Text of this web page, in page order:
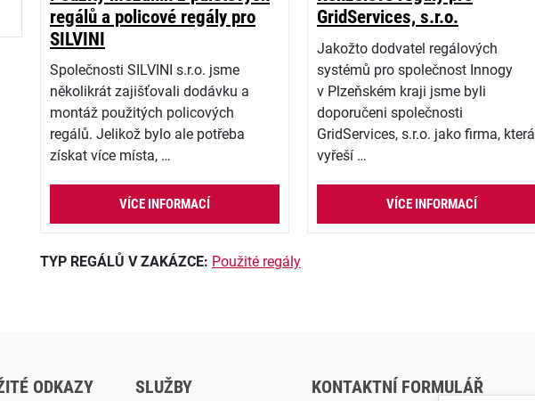
regálů a policové regály pro
SILVINI
Společnosti SILVINI s.r.o. jsme
několikrát zajišťovali dodávku a
montáž použitých policových
regálů. Jelikož bylo ale potřeba
získat více místa, …
VÍCE INFORMACÍ
GridServices, s.r.o.
Jakožto dodvatel regálových
systémů pro společnost Innogy
v Plzeňském kraji jsme byli
doporučeni společnosti
GridServices, s.r.o. jako firma, která
vyřeší …
VÍCE INFORMACÍ
TYP REGÁLŮ V ZAKÁZCE: Použité regály
ODKAZY SLUŽBY KONTAKTNÍ FORMULÁŘ